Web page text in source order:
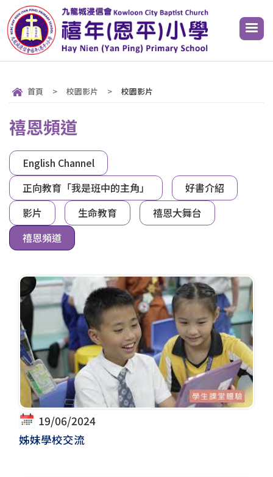
首頁 > 校園影片 > 校園影片
禧恩頻道
English Channel
正向教育「我是班中的主角」
好書介紹
影片
生命教育
禧恩大舞台
禧恩頻道
19/06/2024
姊妹學校交流